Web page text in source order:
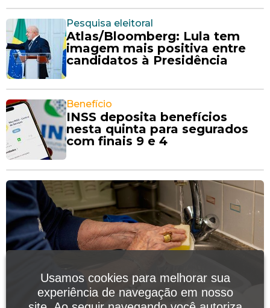
Pesquisa eleitoral
Atlas/Bloomberg: Lula tem
imagem mais positiva entre
candidatos à Presidência
Benefício
INSS deposita benefícios
nesta quinta para segurados
com finais 9 e 4
Usamos cookies para melhorar sua
experiência de navegação em nosso